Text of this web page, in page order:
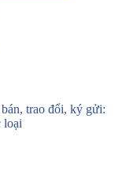
trao đổi, ký gửi:
loại